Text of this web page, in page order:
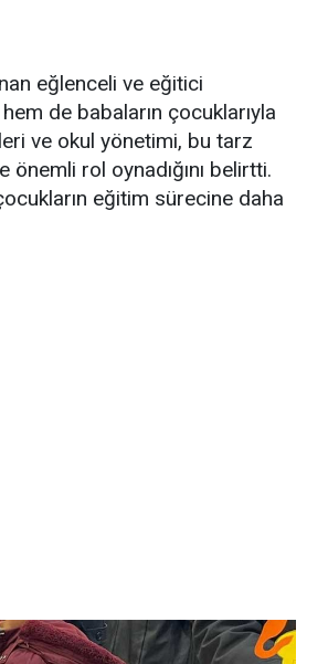
eğlenceli ve eğitici
de babaların çocuklarıyla
ve okul yönetimi, bu tarz
rol oynadığını belirtti.
eğitim sürecine daha